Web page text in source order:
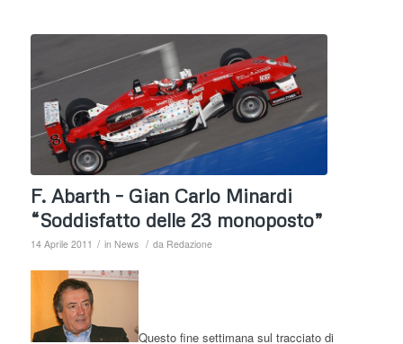
F. Abarth – Gian Carlo Minardi
“Soddisfatto delle 23 monoposto”
14 Aprile 2011 / in News / da Redazione
Questo fine settimana sul tracciato di